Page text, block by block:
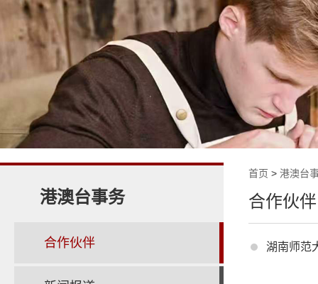
首页 > 港澳台
合作伙伴
湖南师范
港澳台事务
合作伙伴